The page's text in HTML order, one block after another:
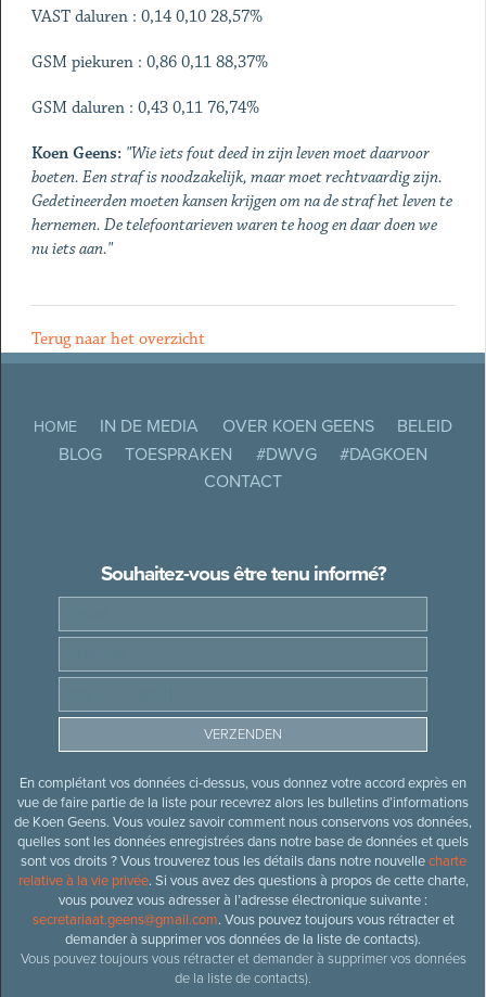
VAST daluren : 0,14 0,10 28,57%
GSM piekuren : 0,86 0,11 88,37%
GSM daluren : 0,43 0,11 76,74%
Koen Geens: "Wie iets fout deed in zijn leven moet daarvoor
boeten. Een straf is noodzakelijk, maar moet rechtvaardig zijn.
Gedetineerden moeten kansen krijgen om na de straf het leven te
hernemen. De telefoontarieven waren te hoog en daar doen we
nu iets aan."
Terug naar het overzicht
HOME IN DE MEDIA OVER KOEN GEENS
BELEID
BLOG
TOESPRAKEN #DWVG
#DAGKOEN
CONTACT
Souhaitez-vous être tenu informé?
En complétant vos données ci-dessus, vous donnez votre accord exprès en
vue de faire partie de la liste pour recevrez alors les bulletins d’informations
de Koen Geens. Vous voulez savoir comment nous conservons vos données,
quelles sont les données enregistrées dans notre base de données et quels
sont vos droits ? Vous trouverez tous les détails dans notre nouvellecharte
relative à la vie privée. Si vous avez des questions à propos de cette charte,
vous pouvez vous adresser à l’adresse électronique suivante :
secretariaat.geens@gmail.com. Vous pouvez toujours vous rétracter et
demander à supprimer vos données de la liste de contacts).
Vous pouvez toujours vous rétracter et demander à supprimer vos données
de la liste de contacts).